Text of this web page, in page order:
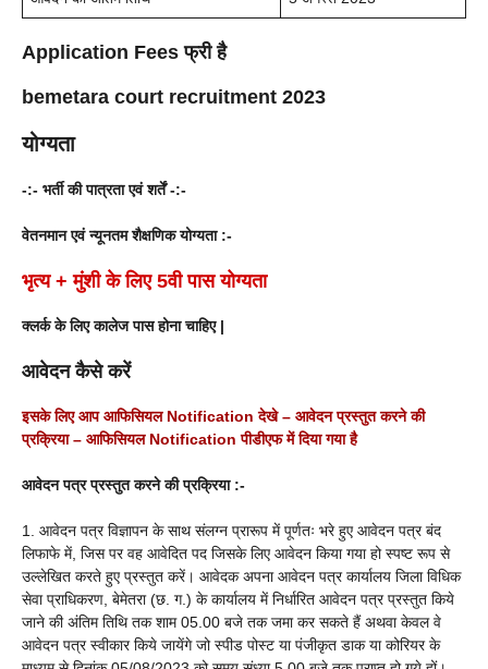
Application Fees फ्री है
bemetara court recruitment 2023
योग्यता
-:- भर्ती की पात्रता एवं शर्तें -:-
वेतनमान एवं न्यूनतम शैक्षणिक योग्यता :-
भृत्य + मुंशी के लिए 5वी पास योग्यता
क्लर्क के लिए कालेज पास होना चाहिए |
आवेदन कैसे करें
इसके लिए आप आफिसियल Notification देखे – आवेदन प्रस्तुत करने की
प्रक्रिया– आफिसियल Notification पीडीएफ में दिया गया है
आवेदन पत्र प्रस्तुत करने की प्रक्रिया :-
1. आवेदन पत्र विज्ञापन के साथ संलग्न प्रारूप में पूर्णतः भरे हुए आवेदन पत्र बंद
लिफाफे में, जिस पर वह आवेदित पद जिसके लिए आवेदन किया गया हो स्पष्ट रूप से
उल्लेखित करते हुए प्रस्तुत करें। आवेदक अपना आवेदन पत्र कार्यालय जिला विधिक
सेवा प्राधिकरण, बेमेतरा (छ. ग.) के कार्यालय में निर्धारित आवेदन पत्र प्रस्तुत किये
जाने की अंतिम तिथि तक शाम 05.00 बजे तक जमा कर सकते हैं अथवा केवल वे
आवेदन पत्र स्वीकार किये जायेंगे जो स्पीड पोस्ट या पंजीकृत डाक या कोरियर के